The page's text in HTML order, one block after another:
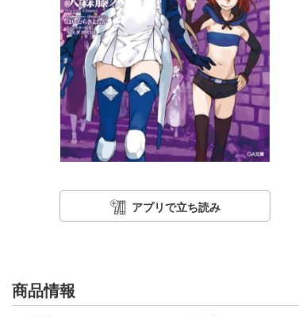
アプリで立ち読み
商品情報